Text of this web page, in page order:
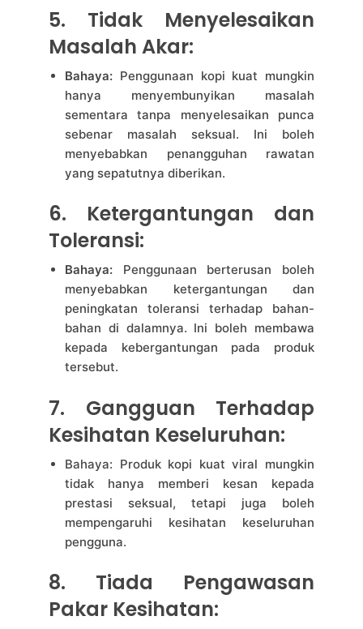
5. Tidak Menyelesaikan
Masalah Akar:
Bahaya: Penggunaan kopi kuat mungkin
hanya menyembunyikan masalah
sementara tanpa menyelesaikan punca
sebenar masalah seksual. Ini boleh
menyebabkan penangguhan rawatan
yang sepatutnya diberikan.
6. Ketergantungan dan
Toleransi:
Bahaya: Penggunaan berterusan boleh
menyebabkan ketergantungan dan
peningkatan toleransi terhadap bahan-
bahan di dalamnya. Ini boleh membawa
kepada kebergantungan pada produk
tersebut.
7. Gangguan Terhadap
Kesihatan Keseluruhan:
Bahaya: Produk kopi kuat viral mungkin
tidak hanya memberi kesan kepada
prestasi seksual, tetapi juga boleh
mempengaruhi kesihatan keseluruhan
pengguna.
8. Tiada Pengawasan
Pakar Kesihatan: